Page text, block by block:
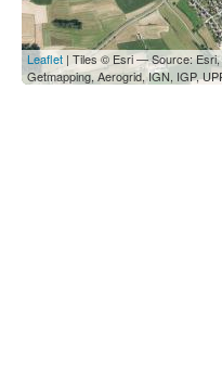
Leaflet | Tiles © Esri — Source: Esri,
Getmapping, Aerogrid, IGN, IGP,